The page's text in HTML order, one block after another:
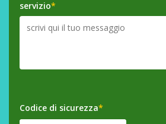
servizio*
Codice di sicurezza*